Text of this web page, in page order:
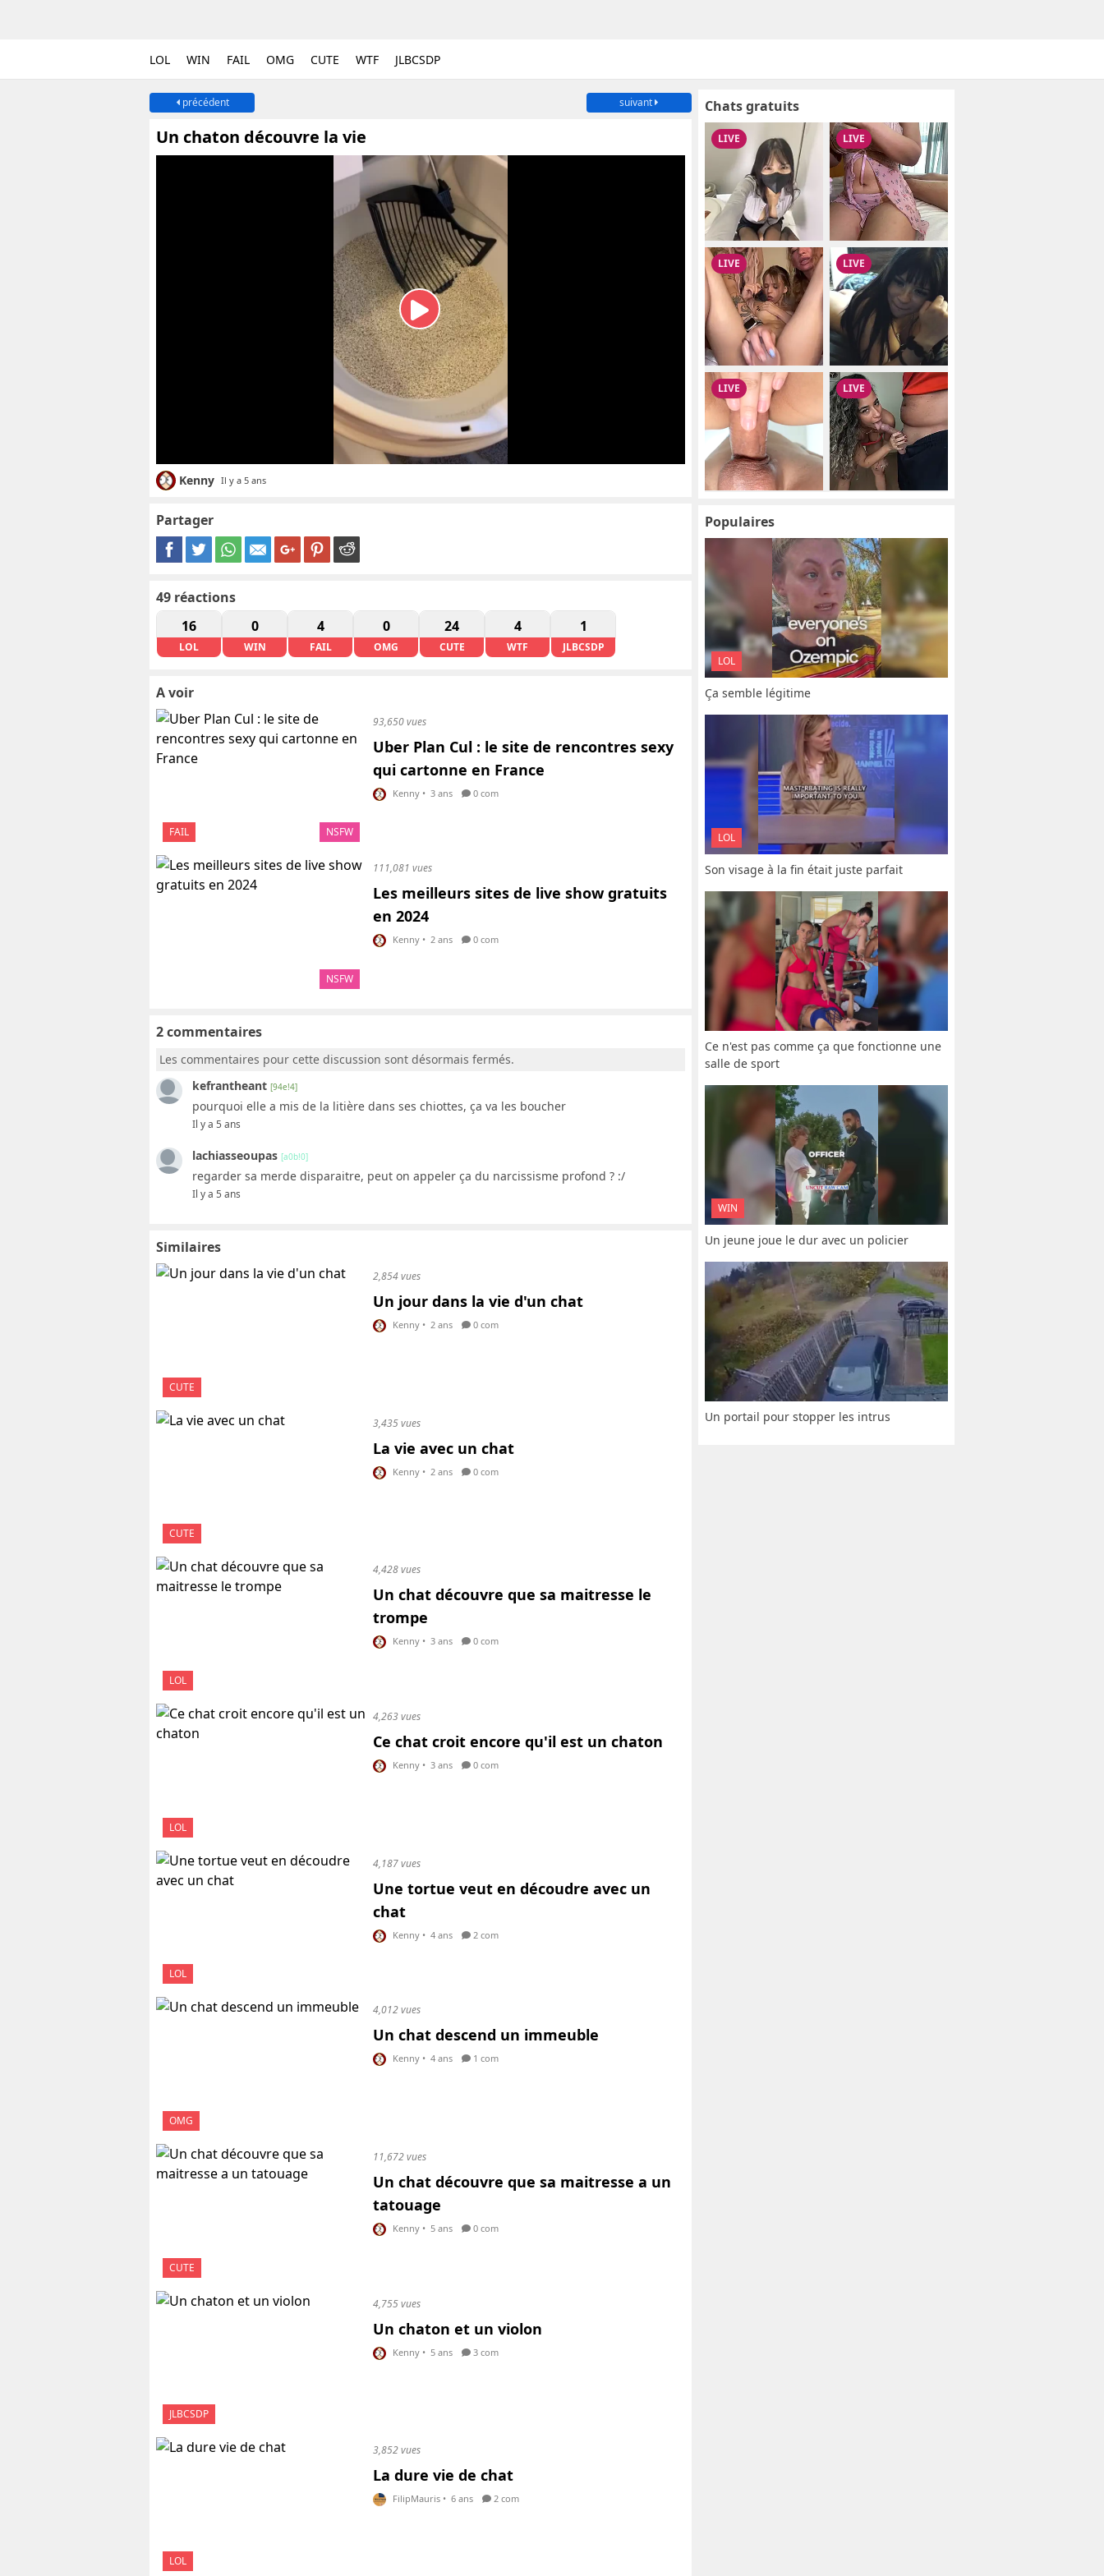
LOL WIN FAIL OMG CUTE WTF JLBCSDP
précédent suivant
Un chaton découvre la vie
Kenny Il y a 5 ans
Partager
49 réactions
16
LOL
0
WIN
4
FAIL
0
OMG
24
CUTE
4
WTF
1
JLBCSDP
A voir
FAIL NSFW
93,650 vues
Uber Plan Cul : le site de rencontres sexy
qui cartonne en France
Kenny • 3 ans 0 com
NSFW
111,081 vues
Les meilleurs sites de live show gratuits
en 2024
Kenny • 2 ans 0 com
2 commentaires
Les commentaires pour cette discussion sont désormais fermés.
kefrantheant [94e!4]
pourquoi elle a mis de la litière dans ses chiottes, ça va les boucher
Il y a 5 ans
lachiasseoupas [a0b!0]
regarder sa merde disparaitre, peut on appeler ça du narcissisme profond ? :/
Il y a 5 ans
Similaires
CUTE
2,854 vues
Un jour dans la vie d'un chat
Kenny • 2 ans 0 com
CUTE
3,435 vues
La vie avec un chat
Kenny • 2 ans 0 com
LOL
4,428 vues
Un chat découvre que sa maitresse le
trompe
Kenny • 3 ans 0 com
LOL
4,263 vues
Ce chat croit encore qu'il est un chaton
Kenny • 3 ans 0 com
LOL
4,187 vues
Une tortue veut en découdre avec un
chat
Kenny • 4 ans 2 com
OMG
4,012 vues
Un chat descend un immeuble
Kenny • 4 ans 1 com
CUTE
11,672 vues
Un chat découvre que sa maitresse a un
tatouage
Kenny • 5 ans 0 com
JLBCSDP
4,755 vues
Un chaton et un violon
Kenny • 5 ans 3 com
LOL
3,852 vues
La dure vie de chat
FilipMauris • 6 ans 2 com
Chats gratuits
Populaires
LOL
Ça semble légitime
LOL
Son visage à la fin était juste parfait
Ce n'est pas comme ça que fonctionne une
salle de sport
WIN
Un jeune joue le dur avec un policier
Un portail pour stopper les intrus